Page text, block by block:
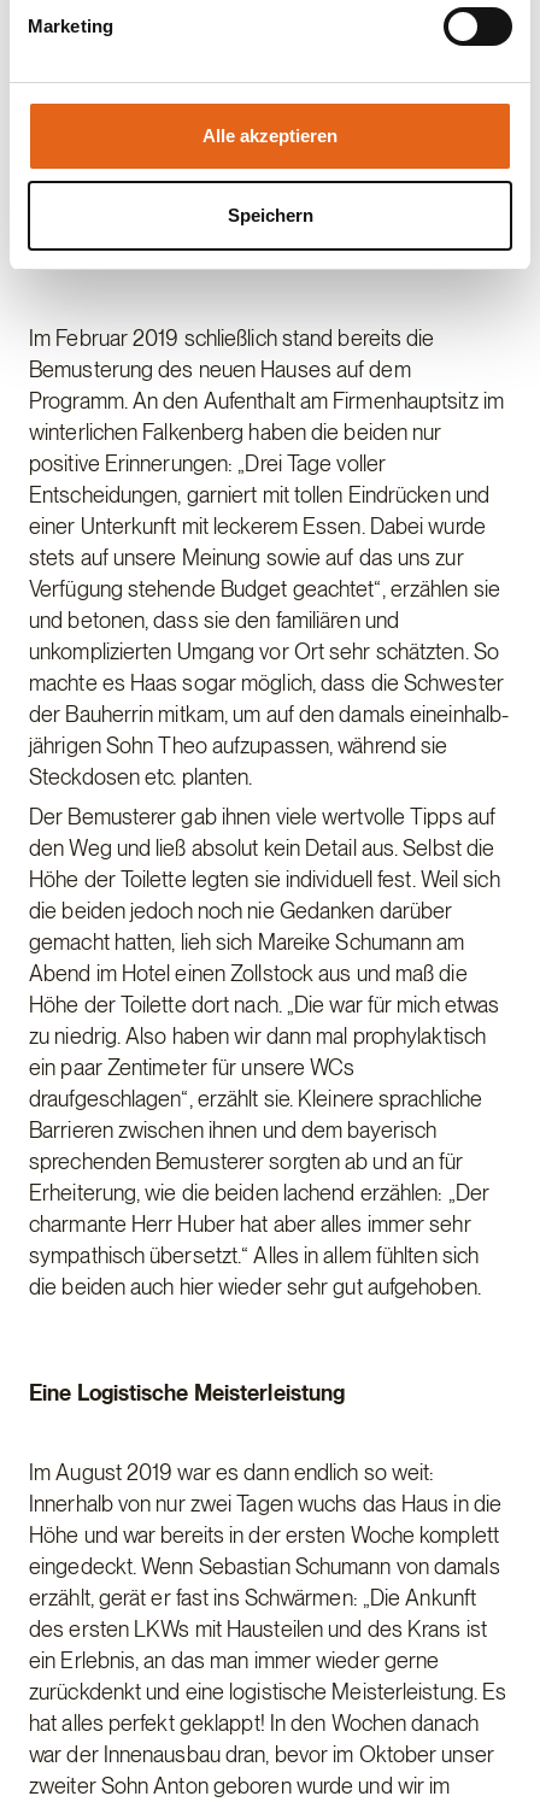
unsere Webseite weiterhin nutzen.
Marketing
Alle akzeptieren
Speichern
zum Großteil selbst.“
0–7
Bemusterung im tief verschneiten Niederbayern
Im Februar 2019 schließlich stand bereits die
Bemusterung des neuen Hauses auf dem
Programm. An den Aufenthalt am Firmenhauptsitz im
winterlichen Falkenberg haben die beiden nur
positive Erinnerungen: „Drei Tage voller
Entscheidungen, garniert mit tollen Eindrücken und
einer Unterkunft mit leckerem Essen. Dabei wurde
stets auf unsere Meinung sowie auf das uns zur
Verfügung stehende Budget geachtet“, erzählen sie
und betonen, dass sie den familiären und
unkomplizierten Umgang vor Ort sehr schätzten. So
machte es Haas sogar möglich, dass die Schwester
der Bauherrin mitkam, um auf den damals eineinhalb-
jährigen Sohn Theo aufzupassen, während sie
Steckdosen etc. planten.
Der Bemusterer gab ihnen viele wertvolle Tipps auf
den Weg und ließ absolut kein Detail aus. Selbst die
Höhe der Toilette legten sie individuell fest. Weil sich
die beiden jedoch noch nie Gedanken darüber
gemacht hatten, lieh sich Mareike Schumann am
Abend im Hotel einen Zollstock aus und maß die
Höhe der Toilette dort nach. „Die war für mich etwas
zu niedrig. Also haben wir dann mal prophylaktisch
ein paar Zentimeter für unsere WCs
draufgeschlagen“, erzählt sie. Kleinere sprachliche
Barrieren zwischen ihnen und dem bayerisch
sprechenden Bemusterer sorgten ab und an für
Erheiterung, wie die beiden lachend erzählen: „Der
charmante Herr Huber hat aber alles immer sehr
sympathisch übersetzt.“ Alles in allem fühlten sich
die beiden auch hier wieder sehr gut aufgehoben.
Eine Logistische Meisterleistung
Im August 2019 war es dann endlich so weit:
Innerhalb von nur zwei Tagen wuchs das Haus in die
Höhe und war bereits in der ersten Woche komplett
eingedeckt. Wenn Sebastian Schumann von damals
erzählt, gerät er fast ins Schwärmen: „Die Ankunft
des ersten LKWs mit Hausteilen und des Krans ist
ein Erlebnis, an das man immer wieder gerne
zurückdenkt und eine logistische Meisterleistung. Es
hat alles perfekt geklappt! In den Wochen danach
war der Innenausbau dran, bevor im Oktober unser
zweiter Sohn Anton geboren wurde und wir im